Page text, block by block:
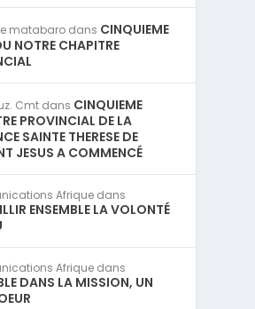
matabaro dans CINQUIEME
NOTRE CHAPITRE
Cmt dans CINQUIEME
PROVINCIAL DE LA
SAINTE THERESE DE
JESUS A COMMENCÉ
Afrique dans
ENSEMBLE LA VOLONTÉ
Afrique dans
DANS LA MISSION, UN